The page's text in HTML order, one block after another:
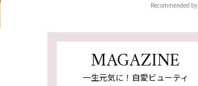
Recommended by
MAGAZINE
一生元気に！自愛ビューティ